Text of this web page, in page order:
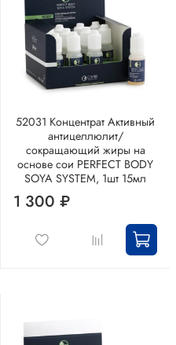
52031 Концентрат Активный
антицеллюлит/
сокращающий жиры на
основе сои PERFECT BODY
SOYA SYSTEM, 1шт 15мл
1 300 ₽